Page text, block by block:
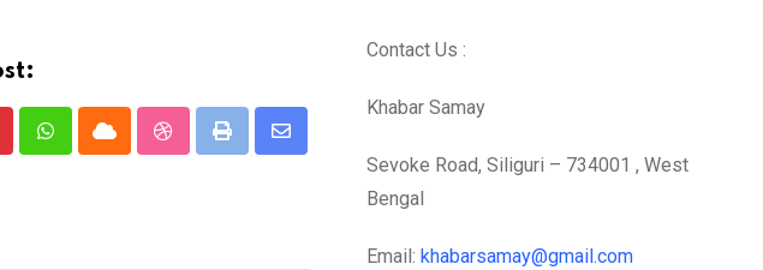
WhatsappCloud StumbleUpon
Print
Share
Contact Us :
Khabar Samay
Sevoke Road, Siliguri – 734001 , West
Bengal
Email: khabarsamay@gmail.com